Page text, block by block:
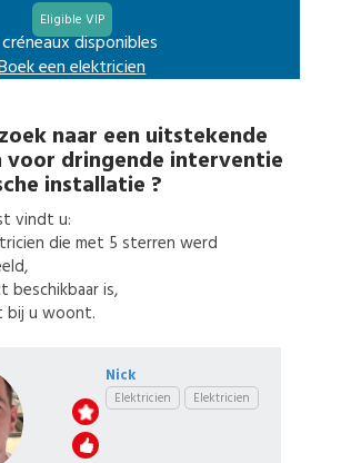
Eligible VIP
disponibles
eenelektricien
naar een uitstekende
voor dringende interventie
installatie ?
vindt u:
die met 5 sterren werd
beschikbaar is,
bij u woont.
Nick
Elektricien Elektricien